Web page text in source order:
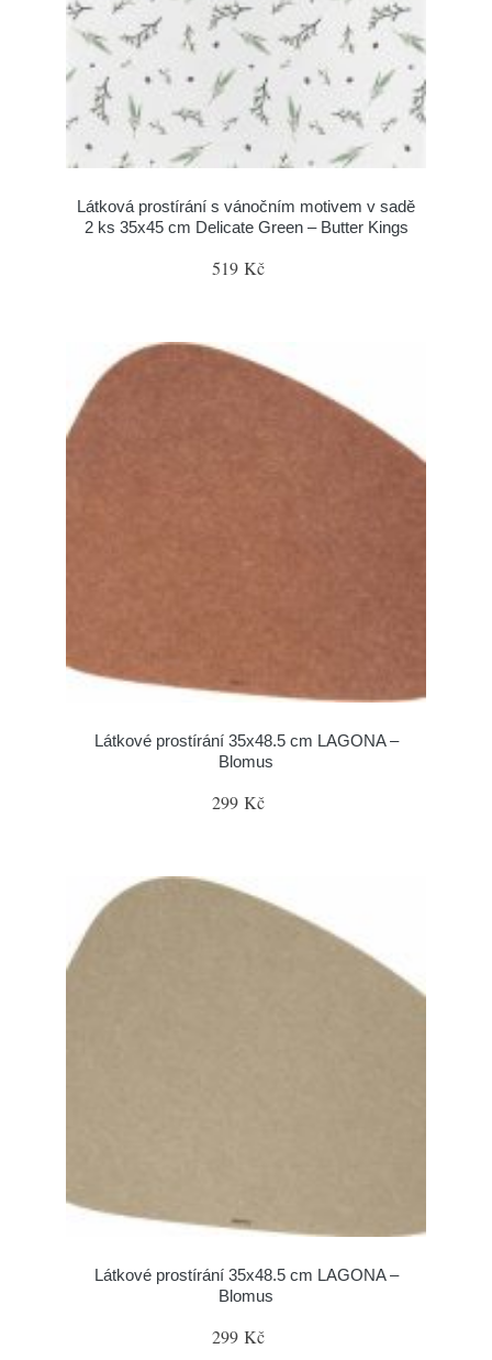
Látková prostírání s vánočním motivem v sadě
2 ks 35x45 cm Delicate Green – Butter Kings
519 Kč
Látkové prostírání 35x48.5 cm LAGONA –
Blomus
299 Kč
Látkové prostírání 35x48.5 cm LAGONA –
Blomus
299 Kč